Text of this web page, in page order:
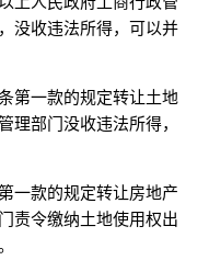
没收违法所得，可以并
第一款的规定转让土地
理部门没收违法所得，
一款的规定转让房地产
责令缴纳土地使用权出